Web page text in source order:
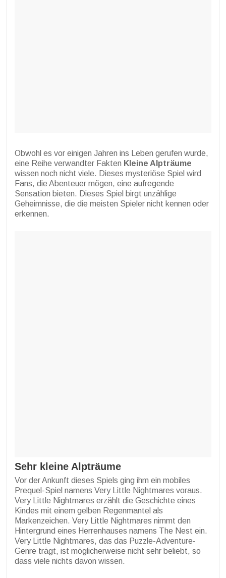
Obwohl es vor einigen Jahren ins Leben gerufen wurde,
eine Reihe verwandter Fakten Kleine Alpträume
wissen noch nicht viele. Dieses mysteriöse Spiel wird
Fans, die Abenteuer mögen, eine aufregende
Sensation bieten. Dieses Spiel birgt unzählige
Geheimnisse, die die meisten Spieler nicht kennen oder
erkennen.
Sehr kleine Alpträume
Vor der Ankunft dieses Spiels ging ihm ein mobiles
Prequel-Spiel namens Very Little Nightmares voraus.
Very Little Nightmares erzählt die Geschichte eines
Kindes mit einem gelben Regenmantel als
Markenzeichen. Very Little Nightmares nimmt den
Hintergrund eines Herrenhauses namens The Nest ein.
Very Little Nightmares, das das Puzzle-Adventure-
Genre trägt, ist möglicherweise nicht sehr beliebt, so
dass viele nichts davon wissen.